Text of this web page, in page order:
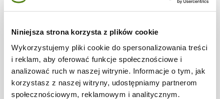
Niniejsza strona korzysta z plików cookie
Wykorzystujemy pliki cookie do spersonalizowania treści
i reklam, aby oferować funkcje społecznościowe i
analizować ruch w naszej witrynie. Informacje o tym, jak
korzystasz z naszej witryny, udostępniamy partnerom
społecznościowym, reklamowym i analitycznym.
CIASTA I TORTY
Ciasto z rabarbarem, bezą i kruszonką